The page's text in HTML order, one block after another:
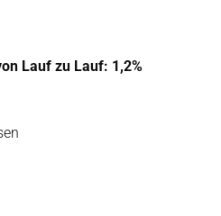
Lauf zu Lauf: 1,2%